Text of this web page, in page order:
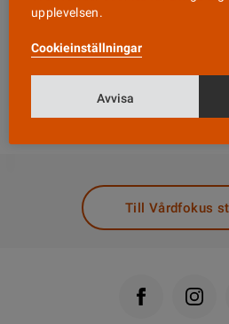
ultraljudsundersökningen och
fostret.
Till Vårdfokus
upplevelsen.
Cookieinställningar
Avvisa